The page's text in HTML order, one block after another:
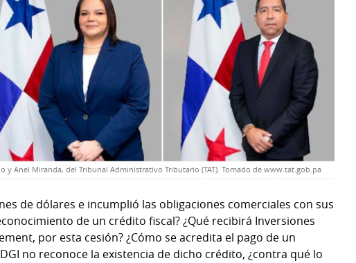
y Anel Miranda, del Tribunal Administrativo Tributario (TAT). Tomado de www.tat.gob.pa
de dólares e incumplió las obligaciones comerciales con sus
de un crédito fiscal? ¿Qué recibirá Inversiones
por esta cesión? ¿Cómo se acredita el pago de un
no reconoce la existencia de dicho crédito, ¿contra qué lo